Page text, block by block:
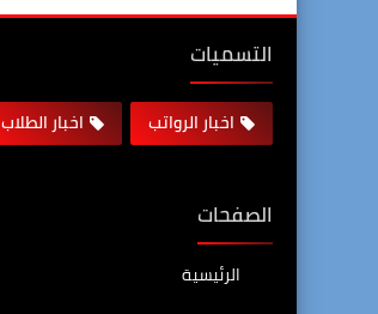
التسميات
اخبار الرواتب اخبار الطلاب
الصفحات
الرئيسية